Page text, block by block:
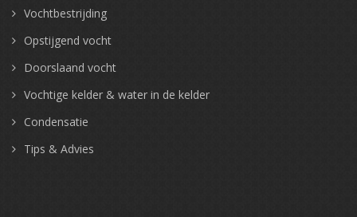
Vochtbestrijding
Opstijgend vocht
Doorslaand vocht
Vochtige kelder & water in de kelder
Condensatie
Tips & Advies